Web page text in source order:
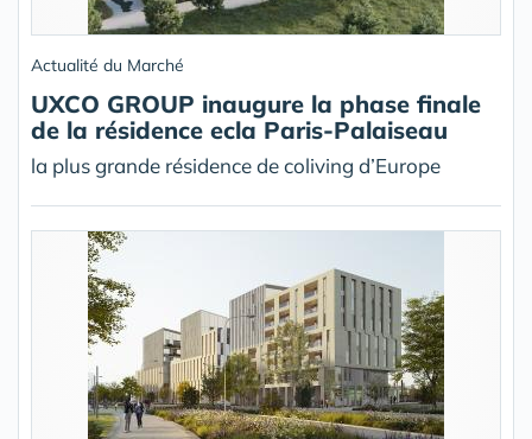
Actualité du Marché
UXCO GROUP inaugure la phase finale
de la résidence ecla Paris-Palaiseau
la plus grande résidence de coliving d’Europe